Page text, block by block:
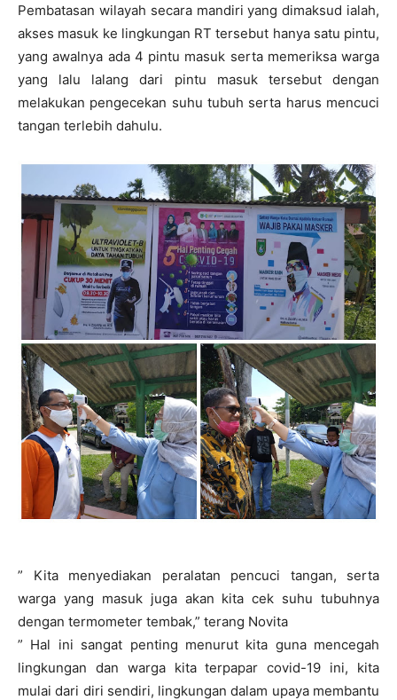
Pembatasan wilayah secara mandiri yang dimaksud ialah,
akses masuk ke lingkungan RT tersebut hanya satu pintu,
yang awalnya ada 4 pintu masuk serta memeriksa warga
yang lalu lalang dari pintu masuk tersebut dengan
melakukan pengecekan suhu tubuh serta harus mencuci
tangan terlebih dahulu.
” Kita menyediakan peralatan pencuci tangan, serta
warga yang masuk juga akan kita cek suhu tubuhnya
dengan termometer tembak,” terang Novita
” Hal ini sangat penting menurut kita guna mencegah
lingkungan dan warga kita terpapar covid-19 ini, kita
mulai dari diri sendiri, lingkungan dalam upaya membantu